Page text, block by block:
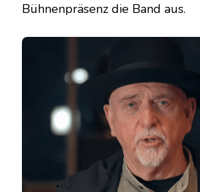
Bühnenpräsenz die Band aus.